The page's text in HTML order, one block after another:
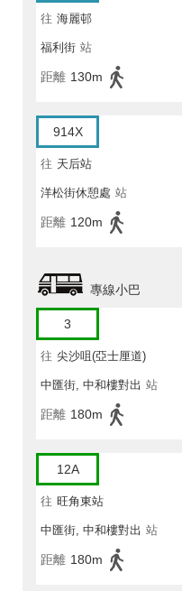
往 海麗邨
福利街 站
距離 130m
914X
往 天后站
洋松街休憩處 站
距離 120m
專線小巴
3
往 尖沙咀(亞士厘道)
中匯街, 中和樓對出 站
距離 180m
12A
往 旺角東站
中匯街, 中和樓對出 站
距離 180m